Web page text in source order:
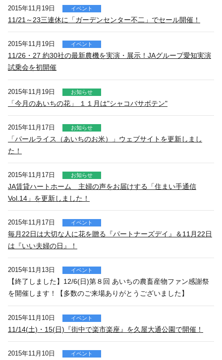
いきいき愛知
2015年11月19日 イベント
11/21～23三連休に「ガーデンセンター不二」でセール開催！
2015年11月19日 イベント
11/26・27 約30社の最新農機を実演・展示！JAグループ愛知実演
試乗会を初開催
2015年11月19日 お知らせ
「今月のあいちの花」 １１月は"シャコバサボテン"
2015年11月17日 お知らせ
「パールライス（あいちのお米）」ウェブサイトを更新しまし
た！
2015年11月17日 お知らせ
JA賃貸ハートホーム 主婦の声をお届けする「住まい手通信
Vol.14」を更新しました！
2015年11月17日 イベント
毎月22日は大切な人に花を贈る『パートナーズデイ』＆11月22日
は『いい夫婦の日』！
2015年11月13日 イベント
【終了しました】12/6(日)第８回 あいちの農畜産物ファン感謝祭
を開催します！【多数のご来場ありがとうございました】
2015年11月10日 イベント
11/14(土)・15(日)『街中で楽市楽座』を久屋大通公園で開催！
2015年11月10日 イベント